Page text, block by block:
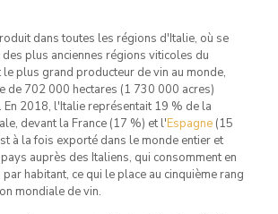
dans toutes les régions d'Italie, où se
plus anciennes régions viticoles du
le plus grand producteur de vin au monde,
de 702 000 hectares (1 730 000 acres)
En 2018, l'Italie représentait 19 % de la
devant la France (17 %) et l'Espagne (15
à la fois exporté dans le monde entier et
auprès des Italiens, qui consomment en
habitant, ce qui le place au cinquième rang
mondiale de vin.